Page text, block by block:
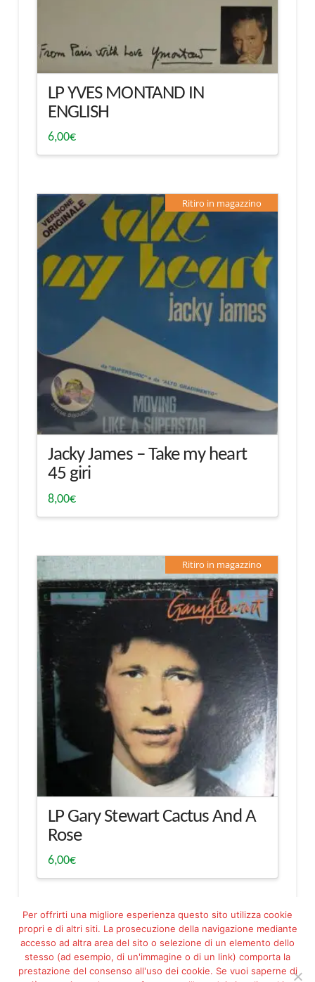
LP YVES MONTAND IN
ENGLISH
6,00€
Ritiro in magazzino
Jacky James – Take my heart
45 giri
8,00€
Ritiro in magazzino
LP Gary Stewart Cactus And A
Rose
6,00€
Per offrirti una migliore esperienza questo sito utilizza cookie
propri e di altri siti. La prosecuzione della navigazione mediante
accesso ad altra area del sito o selezione di un elemento dello
stesso (ad esempio, di un'immagine o di un link) comporta la
prestazione del consenso all'uso dei cookie. Se vuoi saperne di